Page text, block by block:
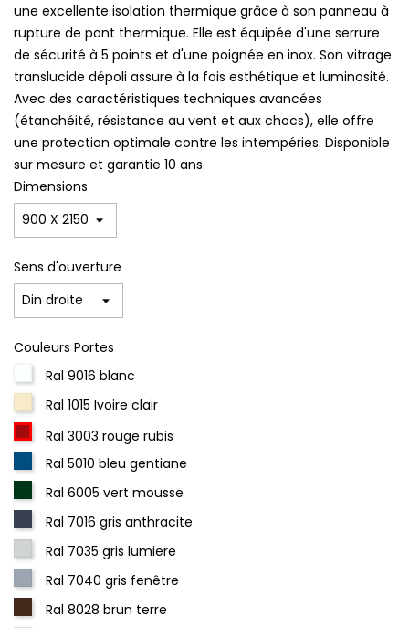
une excellente isolation thermique grâce à son panneau à
rupture de pont thermique. Elle est équipée d'une serrure
de sécurité à 5 points et d'une poignée en inox. Son vitrage
translucide dépoli assure à la fois esthétique et luminosité.
Avec des caractéristiques techniques avancées
(étanchéité, résistance au vent et aux chocs), elle offre
une protection optimale contre les intempéries. Disponible
sur mesure et garantie 10 ans.
Dimensions
Sens d'ouverture
Couleurs Portes
Ral 9016 blanc
Ral 1015 Ivoire clair
Ral 3003 rouge rubis
Ral 5010 bleu gentiane
Ral 6005 vert mousse
Ral 7016 gris anthracite
Ral 7035 gris lumiere
Ral 7040 gris fenêtre
Ral 8028 brun terre